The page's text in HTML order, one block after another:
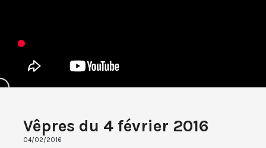
Vêpres du 4 février 2016
04/02/2016